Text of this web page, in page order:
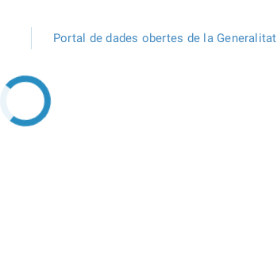
Portal de dades obertes de la Generalitat